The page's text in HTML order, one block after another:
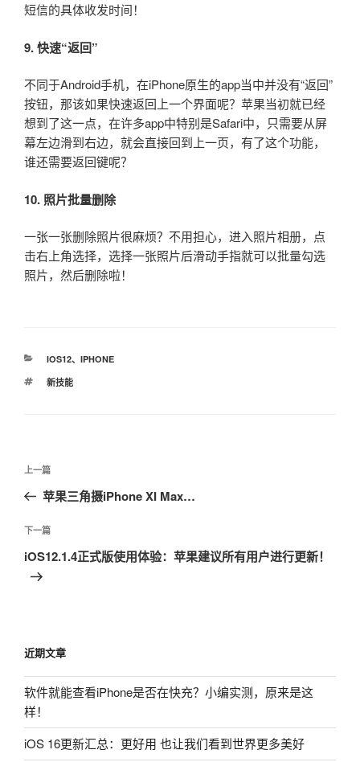
短信的具体收发时间！
9. 快速“返回”
不同于Android手机，在iPhone原生的app当中并没有“返回”
按钮，那该如果快速返回上一个界面呢？苹果当初就已经
想到了这一点，在许多app中特别是Safari中，只需要从屏
幕左边滑到右边，就会直接回到上一页，有了这个功能，
谁还需要返回键呢？
10. 照片批量删除
一张一张删除照片很麻烦？不用担心，进入照片相册，点
击右上角选择，选择一张照片后滑动手指就可以批量勾选
照片，然后删除啦！
分
IOS12、 IPHONE
标
新技能
文
导
航
上
一
文
章
上一篇
苹果三角摄iPhone XI Max…
下
一
篇
下一篇
iOS12.1.4正式版使用体验：苹果建议所有用户进行更新！
近期文章
软件就能查看iPhone是否在快充？小编实测，原来是这
样！
iOS 16更新汇总：更好用 也让我们看到世界更多美好